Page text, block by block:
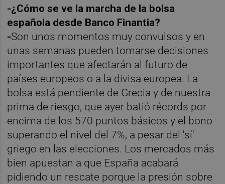
-¿Cómo se ve la marcha de la bolsa
española desde Banco Finantia?
-Son unos momentos muy convulsos y en
unas semanas pueden tomarse decisiones
importantes que afectarán al futuro de
países europeos o a la divisa europea. La
bolsa está pendiente de Grecia y de nuestra
prima de riesgo, que ayer batió récords por
encima de los 570 puntos básicos y el bono
superando el nivel del 7%, a pesar del 'sí'
griego en las elecciones. Los mercados más
bien apuestan a que España acabará
pidiendo un rescate porque la presión sobre